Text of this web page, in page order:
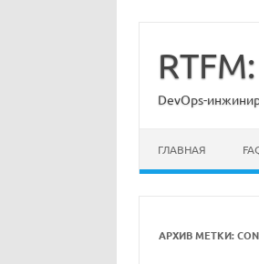
содержимому
DevOps-
ГЛАВНАЯ
АРХИВ МЕТКИ: